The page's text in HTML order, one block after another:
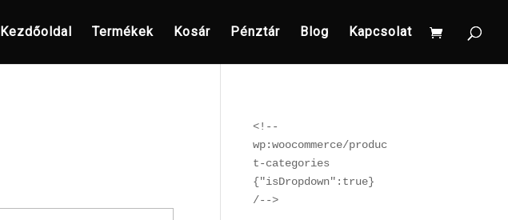
Kezdőoldal Termékek Kosár Pénztár Blog Kapcsolat
<!--
wp:woocommerce/produc
t-categories
{"isDropdown":true}
/-->